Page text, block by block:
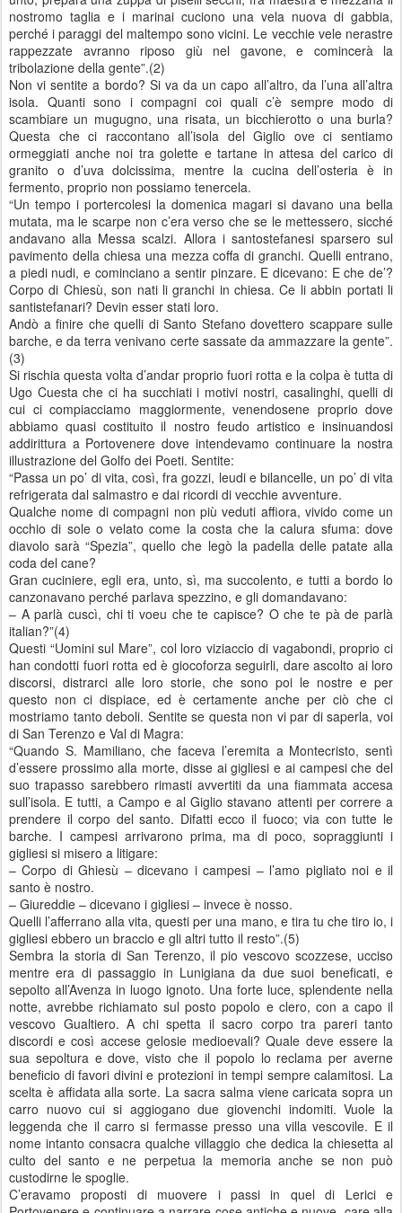
nostromo taglia e i marinai cuciono una vela nuova di gabbia,
perché i paraggi del maltempo sono vicini. Le vecchie vele nerastre
rappezzate avranno riposo giù nel gavone, e comincerà la
tribolazione della gente”.(2)
Non vi sentite a bordo? Si va da un capo all’altro, da l’una all’altra
isola. Quanti sono i compagni coi quali c’è sempre modo di
scambiare un mugugno, una risata, un bicchierotto o una burla?
Questa che ci raccontano all’isola del Giglio ove ci sentiamo
ormeggiati anche noi tra golette e tartane in attesa del carico di
granito o d’uva dolcissima, mentre la cucina dell’osteria è in
fermento, proprio non possiamo tenercela.
“Un tempo i portercolesi la domenica magari si davano una bella
mutata, ma le scarpe non c’era verso che se le mettessero, sicché
andavano alla Messa scalzi. Allora i santostefanesi sparsero sul
pavimento della chiesa una mezza coffa di granchi. Quelli entrano,
a piedi nudi, e cominciano a sentir pinzare. E dicevano: E che de’?
Corpo di Chiesù, son nati li granchi in chiesa. Ce li abbin portati li
santistefanari? Devin esser stati loro.
Andò a finire che quelli di Santo Stefano dovettero scappare sulle
barche, e da terra venivano certe sassate da ammazzare la gente”.
(3)
Si rischia questa volta d’andar proprio fuori rotta e la colpa è tutta di
Ugo Cuesta che ci ha succhiati i motivi nostri, casalinghi, quelli di
cui ci compiacciamo maggiormente, venendosene proprio dove
abbiamo quasi costituito il nostro feudo artistico e insinuandosi
addirittura a Portovenere dove intendevamo continuare la nostra
illustrazione del Golfo dei Poeti. Sentite:
“Passa un po’ di vita, così, fra gozzi, leudi e bilancelle, un po’ di vita
refrigerata dal salmastro e dai ricordi di vecchie avventure.
Qualche nome di compagni non più veduti affiora, vivido come un
occhio di sole o velato come la costa che la calura sfuma: dove
diavolo sarà “Spezia”, quello che legò la padella delle patate alla
coda del cane?
Gran cuciniere, egli era, unto, sì, ma succolento, e tutti a bordo lo
canzonavano perché parlava spezzino, e gli domandavano:
– A parlà cuscì, chi ti voeu che te capisce? O che te pà de parlà
italian?”(4)
Questi “Uomini sul Mare”, col loro viziaccio di vagabondi, proprio ci
han condotti fuori rotta ed è giocoforza seguirli, dare ascolto ai loro
discorsi, distrarci alle loro storie, che sono poi le nostre e per
questo non ci dispiace, ed è certamente anche per ciò che ci
mostriamo tanto deboli. Sentite se questa non vi par di saperla, voi
di San Terenzo e Val di Magra:
“Quando S. Mamiliano, che faceva l’eremita a Montecristo, sentì
d’essere prossimo alla morte, disse ai gigliesi e ai campesi che del
suo trapasso sarebbero rimasti avvertiti da una fiammata accesa
sull’isola. E tutti, a Campo e al Giglio stavano attenti per correre a
prendere il corpo del santo. Difatti ecco il fuoco; via con tutte le
barche. I campesi arrivarono prima, ma di poco, sopraggiunti i
gigliesi si misero a litigare:
– Corpo di Ghiesù – dicevano i campesi – l’amo pigliato noi e il
santo è nostro.
– Giureddie – dicevano i gigliesi – invece è nosso.
Quelli l’afferrano alla vita, questi per una mano, e tira tu che tiro io, i
gigliesi ebbero un braccio e gli altri tutto il resto”.(5)
Sembra la storia di San Terenzo, il pio vescovo scozzese, ucciso
mentre era di passaggio in Lunigiana da due suoi beneficati, e
sepolto all’Avenza in luogo ignoto. Una forte luce, splendente nella
notte, avrebbe richiamato sul posto popolo e clero, con a capo il
vescovo Gualtiero. A chi spetta il sacro corpo tra pareri tanto
discordi e così accese gelosie medioevali? Quale deve essere la
sua sepoltura e dove, visto che il popolo lo reclama per averne
beneficio di favori divini e protezioni in tempi sempre calamitosi. La
scelta è affidata alla sorte. La sacra salma viene caricata sopra un
carro nuovo cui si aggiogano due giovenchi indomiti. Vuole la
leggenda che il carro si fermasse presso una villa vescovile. E il
nome intanto consacra qualche villaggio che dedica la chiesetta al
culto del santo e ne perpetua la memoria anche se non può
custodirne le spoglie.
C’eravamo proposti di muovere i passi in quel di Lerici e